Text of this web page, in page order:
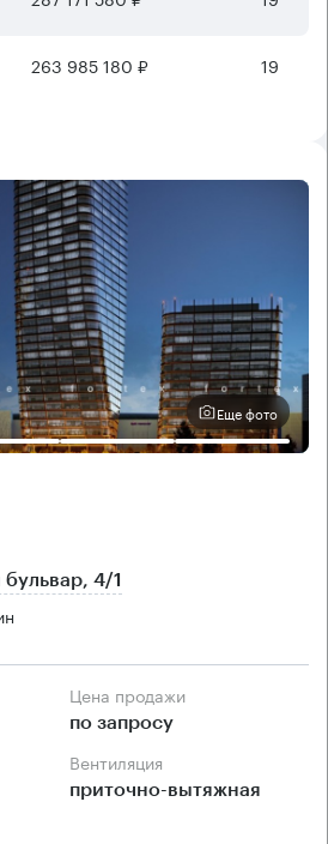
263 985 180 ₽ 19
Еще фото
4/1
Цена продажи
по запросу
Вентиляция
приточно-вытяжная